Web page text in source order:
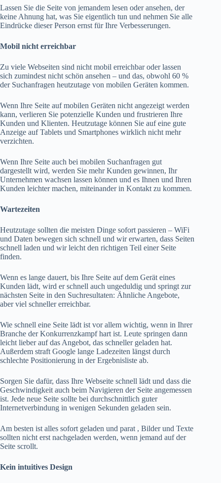
Lassen Sie die Seite von jemandem lesen oder ansehen, der
keine Ahnung hat, was Sie eigentlich tun und nehmen Sie alle
Eindrücke dieser Person ernst für Ihre Verbesserungen.
Mobil nicht erreichbar
Zu viele Webseiten sind nicht mobil erreichbar oder lassen
sich zumindest nicht schön ansehen – und das, obwohl 60 %
der Suchanfragen heutzutage von mobilen Geräten kommen.
Wenn Ihre Seite auf mobilen Geräten nicht angezeigt werden
kann, verlieren Sie potenzielle Kunden und frustrieren Ihre
Kunden und Klienten. Heutzutage können Sie auf eine gute
Anzeige auf Tablets und Smartphones wirklich nicht mehr
verzichten.
Wenn Ihre Seite auch bei mobilen Suchanfragen gut
dargestellt wird, werden Sie mehr Kunden gewinnen, Ihr
Unternehmen wachsen lassen können und es Ihnen und Ihren
Kunden leichter machen, miteinander in Kontakt zu kommen.
Wartezeiten
Heutzutage sollten die meisten Dinge sofort passieren – WiFi
und Daten bewegen sich schnell und wir erwarten, dass Seiten
schnell laden und wir leicht den richtigen Teil einer Seite
finden.
Wenn es lange dauert, bis Ihre Seite auf dem Gerät eines
Kunden lädt, wird er schnell auch ungeduldig und springt zur
nächsten Seite in den Suchresultaten: Ähnliche Angebote,
aber viel schneller erreichbar.
Wie schnell eine Seite lädt ist vor allem wichtig, wenn in Ihrer
Branche der Konkurrenzkampf hart ist. Leute springen dann
leicht lieber auf das Angebot, das schneller geladen hat.
Außerdem straft Google lange Ladezeiten längst durch
schlechte Positionierung in der Ergebnisliste ab.
Sorgen Sie dafür, dass Ihre Webseite schnell lädt und dass die
Geschwindigkeit auch beim Navigieren der Seite angemessen
ist. Jede neue Seite sollte bei durchschnittlich guter
Internetverbindung in wenigen Sekunden geladen sein.
Am besten ist alles sofort geladen und parat , Bilder und Texte
sollten nicht erst nachgeladen werden, wenn jemand auf der
Seite scrollt.
Kein intuitives Design